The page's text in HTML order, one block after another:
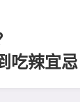
吃辣宜忌